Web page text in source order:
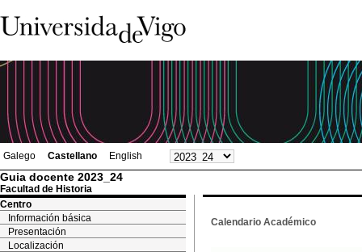
Galego Castellano English
Guia docente 2023_24
Facultad de Historia
Centro
Información básica
Presentación
Localización
Calendario Académico